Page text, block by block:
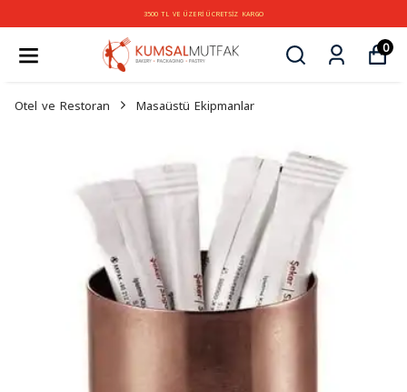
3500 TL VE ÜZERİ ÜCRETSİZ KARGO
0
Otel ve Restoran Masaüstü Ekipmanlar